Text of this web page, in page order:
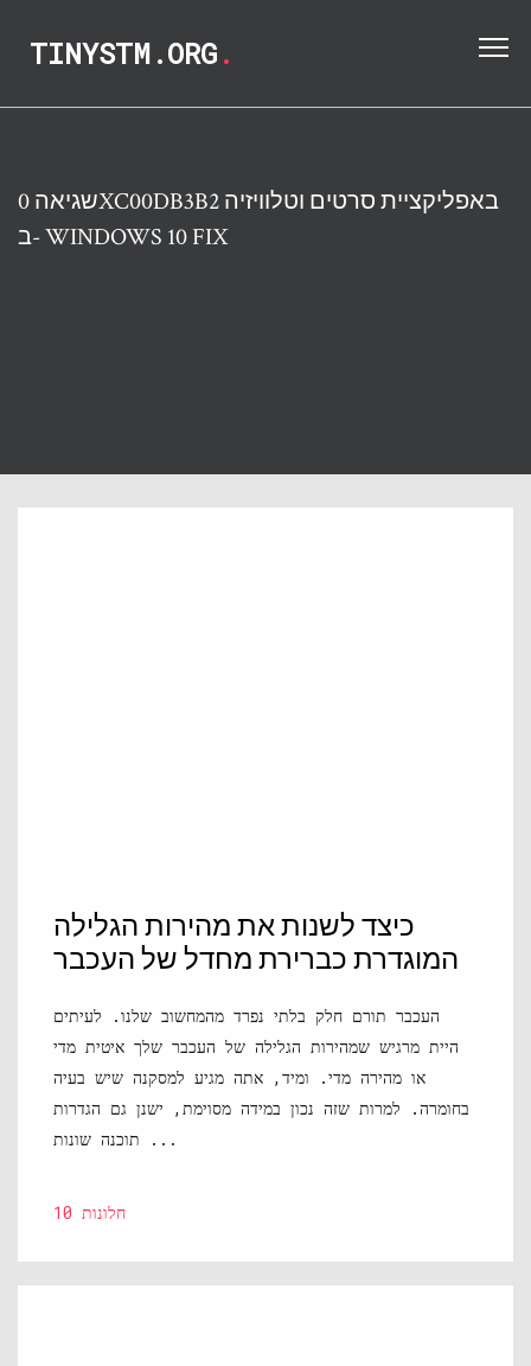
TINYSTM.ORG.
שגיאה 0XC00DB3B2 באפליקציית סרטים וטלוויזיה
ב- WINDOWS 10 FIX
כיצד לשנות את מהירות הגלילה
המוגדרת כברירת מחדל של העכבר
העכבר תורם חלק בלתי נפרד מהמחשוב שלנו. לעיתים
היית מרגיש שמהירות הגלילה של העכבר שלך איטית מדי
או מהירה מדי. ומיד, אתה מגיע למסקנה שיש בעיה
בחומרה. למרות שזה נכון במידה מסוימת, ישנן גם הגדרות
תוכנה שונות ...
חלונות 10